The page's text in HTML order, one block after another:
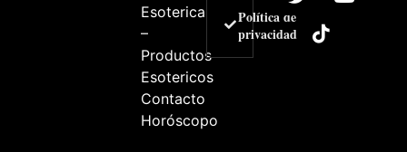
Esoterica
–
Productos
Esotericos
Contacto
Horóscopo
Política de
privacidad